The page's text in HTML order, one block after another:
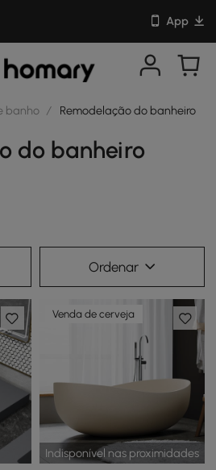
App
banho / Remodelação do banheiro
do banheiro
Ordenar
Indisponível nas proximidades
Venda de cerveja